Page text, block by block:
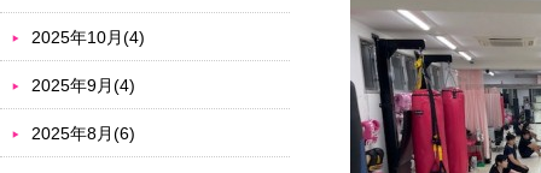
2025年10月(4)
2025年9月(4)
2025年8月(6)